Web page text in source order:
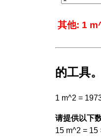
其他: 1
的工具
1 m^2 =
请提供以下
15 m^2 =